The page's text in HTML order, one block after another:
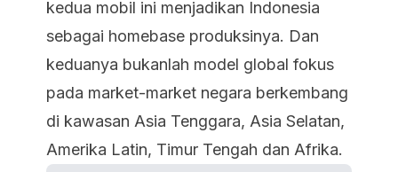
kedua mobil ini menjadikan Indonesia
sebagai homebase produksinya. Dan
keduanya bukanlah model global fokus
pada market-market negara berkembang
di kawasan Asia Tenggara, Asia Selatan,
Amerika Latin, Timur Tengah dan Afrika.